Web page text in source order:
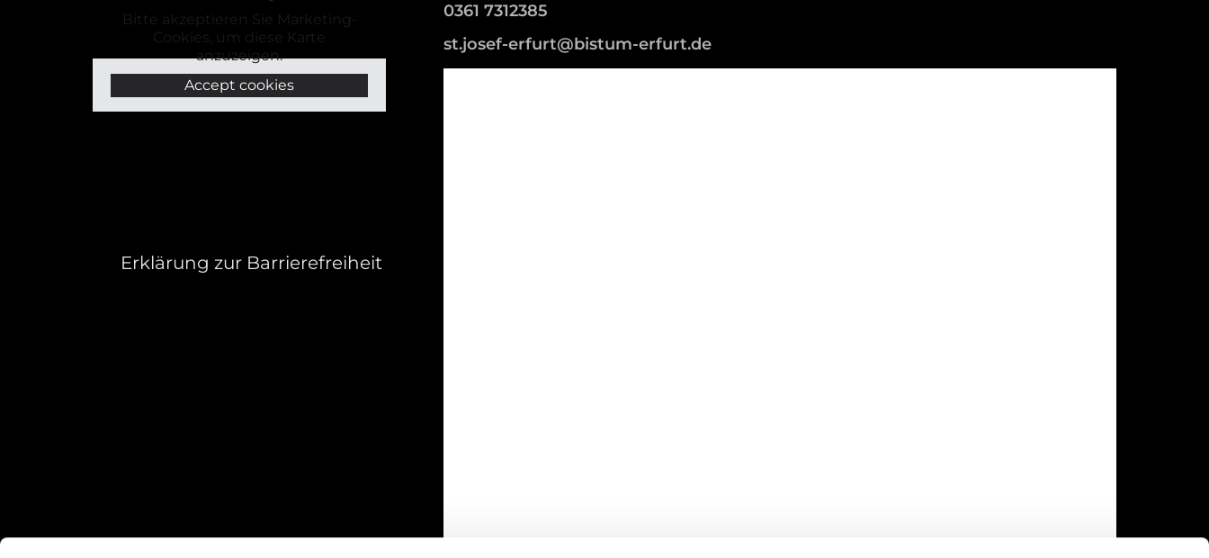
Bitte akzeptieren Sie Marketing-
Cookies, um diese Karte
anzuzeigen.
Accept cookies
Erklärung zur Barrierefreiheit
0361 7312385
st.josef-erfurt@bistum-erfurt.de